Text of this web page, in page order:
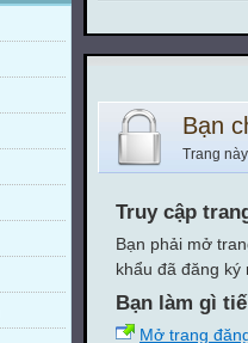
Bạn
Trang
Truy cập
Bạn phải mở
khẩu đã đăng
Bạn làm gì
Mở trang